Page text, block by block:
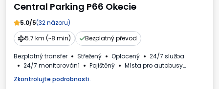
Central Parking P66 Okecie
5.0/5(32 názoru)
5.7 km (~8 min)
Bezplatný převod
Bezplatný transfer Střežený Oplocený
24/7 služba
24/7 monitorování
Pojištěný
Místa pro autobusy
Vnitřní prostory VIP
Myčka aut
Daňový doklad
Zkontrolujte podrobnosti.